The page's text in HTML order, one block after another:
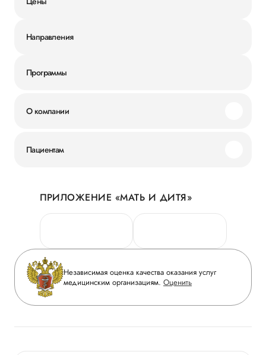
Направления
Программы
О компании
Новости
Руководство
Сотрудничество
Инвесторам
Журнал «Мать и дитя»
Вакансии
Медицинский туризм
Пациентам
Личный кабинет
Персональные данные
Горячая линия качества
Вопрос-ответ
Приложение пациента
Статьи
ПРИЛОЖЕНИЕ «МАТЬ И ДИТЯ»
Независимая оценка качества оказания услуг
медицинским организациям. Оценить